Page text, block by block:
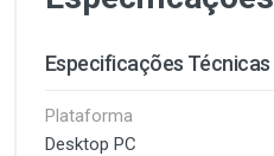
Especificações Técnicas
Plataforma
Desktop PC